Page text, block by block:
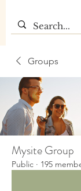
Groups
Mysite Group
Public · 195